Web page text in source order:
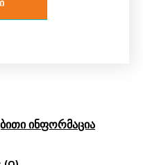
ინფორმაცია